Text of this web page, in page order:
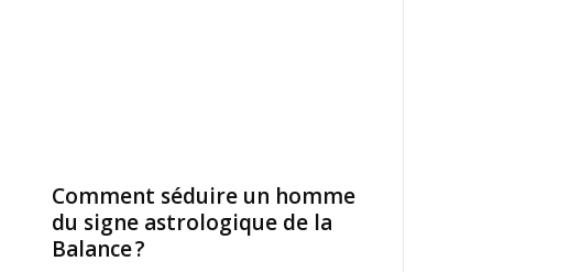
Comment séduire un homme
du signe astrologique de la
Balance ?